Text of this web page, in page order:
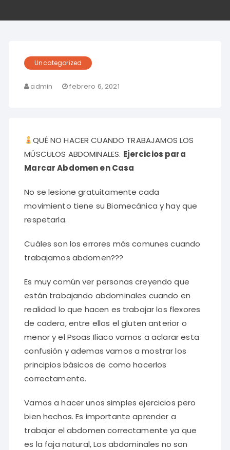
Uncategorized
admin febrero 6, 2021
QUÉ NO HACER CUANDO TRABAJAMOS LOS
MÚSCULOS ABDOMINALES. Ejercicios para
Marcar Abdomen en Casa
No se lesione gratuitamente cada
movimiento tiene su Biomecánica y hay que
respetarla.
Cuáles son los errores más comunes cuando
trabajamos abdomen???
Es muy común ver personas creyendo que
están trabajando abdominales cuando en
realidad lo que hacen es trabajar los flexores
de cadera, entre ellos el gluten anterior o
menor y el Psoas Ilíaco vamos a aclarar esta
confusión y ademas vamos a mostrar los
principios básicos de como hacerlos
correctamente.
Vamos a hacer unos simples ejercicios pero
bien hechos. Es importante aprender a
trabajar el abdomen correctamente ya que
es la faja natural, Los abdominales no son